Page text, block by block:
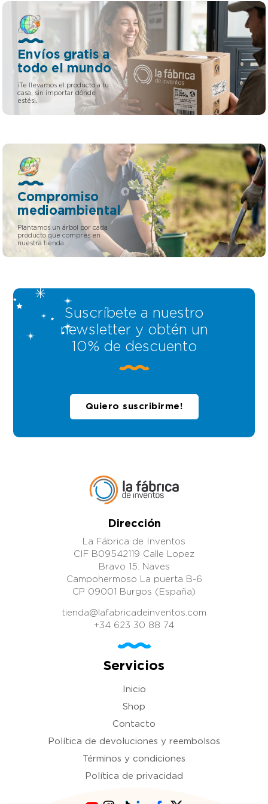
Envíos gratis a
todo el mundo
¡Te llevamos el producto a tu
casa, sin importar dónde
estés!.
Compromiso
medioambiental
Plantamos un árbol por cada
producto que compres en
nuestra tienda.
Suscríbete a nuestro
newsletter y obtén un
10% de descuento
Quiero suscribirme!
Dirección
La Fábrica de Inventos
CIF B09542119 Calle Lopez
Bravo 15. Naves
Campohermoso La puerta B-6
CP 09001 Burgos (España)
tienda@lafabricadeinventos.com
+34 623 30 88 74
Servicios
Inicio
Shop
Contacto
Política de devoluciones y reembolsos
Términos y condiciones
Política de privacidad